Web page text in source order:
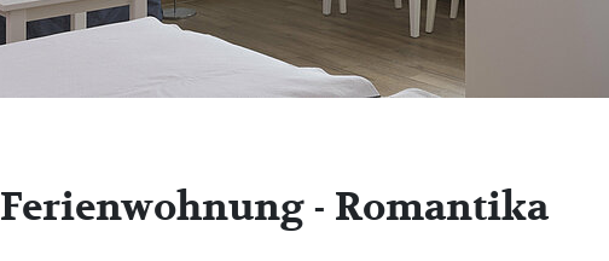
Ferienwohnung - Romantika